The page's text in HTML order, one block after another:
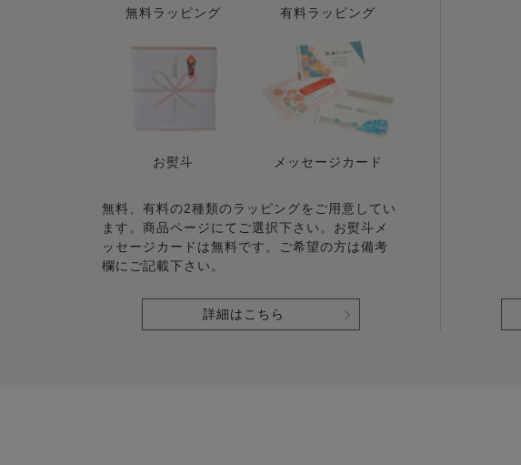
無料ラッピング 有料ラッピング
お熨斗 メッセージカード
無料、有料の2種類のラッピングをご用意してい
ます。商品ページにてご選択下さい。お熨斗メ
ッセージカードは無料です。ご希望の方は備考
欄にご記載下さい。
詳細はこちら